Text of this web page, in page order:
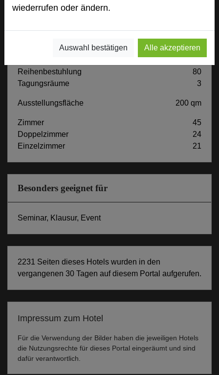
wiederrufen oder ändern.
Auswahl bestätigen Alle akzeptieren
Hoteldaten
35
48
Reihenbestuhlung
80
Tagungsräume
3
Ausstellungsfläche 200 qm
Zimmer
45
Doppelzimmer
24
Einzelzimmer
21
Besonders geeignet für
Seminar, Klausur, Event
2231 Seiten dieses Hotels wurden in den
vergangenen 30 Tagen auf diesem Portal aufgerufen.
Impressum zum Hotel
Für die Verwendung der Bilder haben die jeweiligen Hotels
die Nutzungsrechte für dieses Portal eingeräumt und sind
dafür verantwortlich.